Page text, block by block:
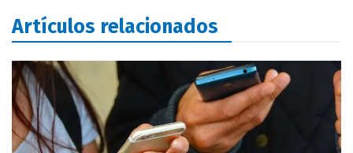
Artículos relacionados